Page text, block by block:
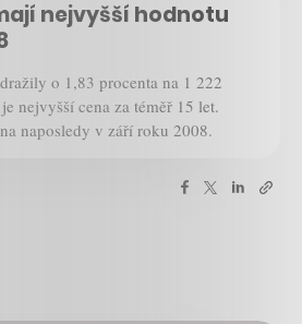
nejvyšší hodnotu
o 1,83 procenta na 1 222
nejvyšší cena za téměř 15 let.
naposledy v září roku 2008.